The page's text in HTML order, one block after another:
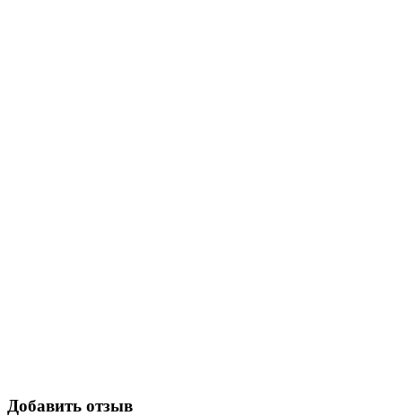
Добавить отзыв